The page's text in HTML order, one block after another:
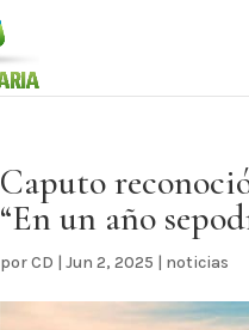
Caputo
“En un año
porCD |Jun 2, 2025 | noticias